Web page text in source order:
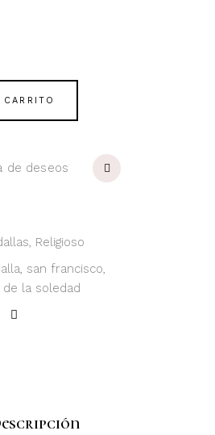
de deseos
, Religioso
, san francisco,
de la soledad